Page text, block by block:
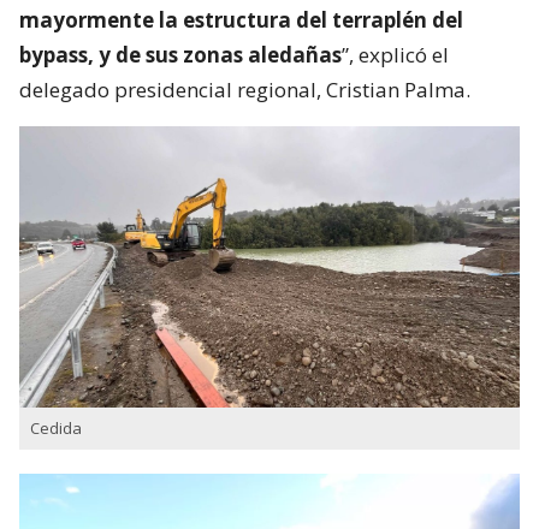
mayormente la estructura del terraplén del
bypass, y de sus zonas aledañas”, explicó el
delegado presidencial regional, Cristian Palma.
Cedida